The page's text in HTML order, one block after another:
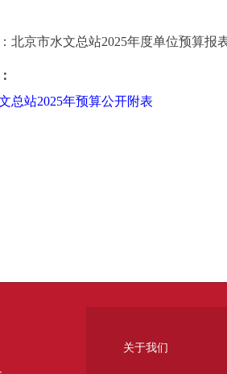
京市水文总站2025年度单位预算报
总站2025年预算公开附表
关于我们